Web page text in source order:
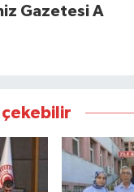
Gazetesi A
çekebilir